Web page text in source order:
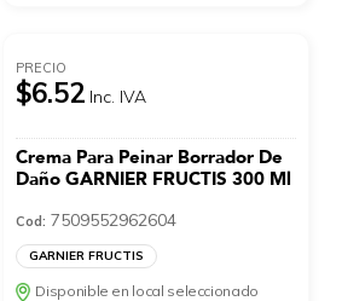
PRECIO
$6.52 Inc. IVA
Crema Para Peinar Borrador De
Daño GARNIER FRUCTIS 300 Ml
Cod: 7509552962604
GARNIER FRUCTIS
Disponible en local seleccionado